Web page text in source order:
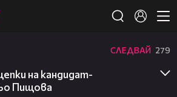
СЛЕДВАЙ 279
на кандидат-
Пищова